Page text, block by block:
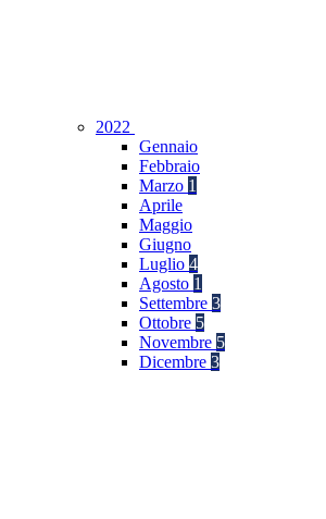
2022
Gennaio
Febbraio
Marzo 1
Aprile
Maggio
Giugno
Luglio 4
Agosto 1
Settembre 3
Ottobre 5
Novembre 5
Dicembre 3